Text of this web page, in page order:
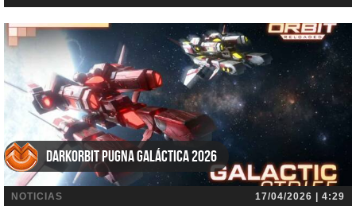
DarkOrbit Pugna galáctica 2026
NOTICIAS 17/04/2026 | 4:29